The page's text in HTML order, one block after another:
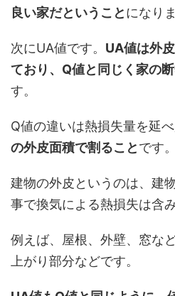
良い家だということになり
次にUA値です。 UA値は外
ており、Q値と同じく家の
す。
Q値の違いは熱損失量を延べ
の外皮面積で割ることです。
建物の外皮というのは、建
事で換気による熱損失は含み
例えば、屋根、外壁、窓な
上がり部分などです。